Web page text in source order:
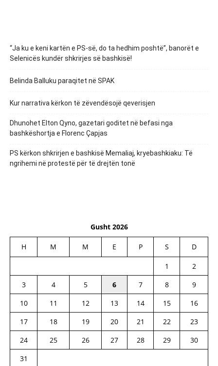
“Ja ku e keni kartën e PS-së, do ta hedhim poshtë”, banorët e
Selenicës kundër shkrirjes së bashkisë!
Belinda Balluku paraqitet në SPAK
Kur narrativa kërkon të zëvendësojë qeverisjen
Dhunohet Elton Qyno, gazetari goditet në befasi nga
bashkëshortja e Florenc Çapjas
PS kërkon shkrirjen e bashkisë Memaliaj, kryebashkiaku: Të
ngrihemi në protestë për të drejtën tonë
Gusht 2026
H M M E P S D
1
2
3
4 5 6 7 8
9
10
11 12 13 14 15
16
17
18 19 20 21 22
23
24
25 26 27 28 29
30
31